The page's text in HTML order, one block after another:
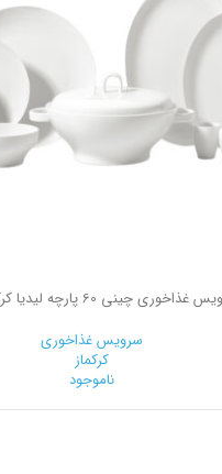
چینی 60 پارچه لیدیا کرکماز 8185
سرویس غذاخوری
کرکماز
ناموجود